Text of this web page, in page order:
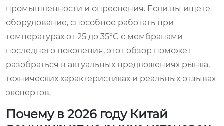
промышленности и опреснения. Если вы ищете
оборудование, способное работать при
температурах от 25 до 35°C с мембранами
последнего поколения, этот обзор поможет
разобраться в актуальных предложениях рынка,
технических характеристиках и реальных отзывах
экспертов.
Почему в 2026 году Китай